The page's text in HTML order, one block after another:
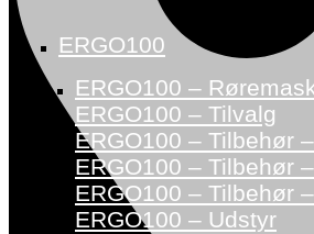
ERGO100
ERGO100 –
ERGO100 – Tilvalg
ERGO100 – Tilbehør
ERGO100 – Tilbehør
ERGO100 – Tilbehør
ERGO100 – Udstyr